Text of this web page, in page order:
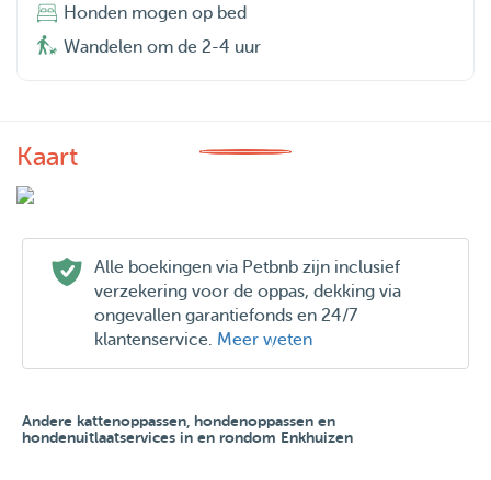
Honden mogen op bed
Wandelen om de 2-4 uur
Kaart
Alle boekingen via Petbnb zijn inclusief
verzekering voor de oppas, dekking via
ongevallen garantiefonds en 24/7
klantenservice. Meer weten
Andere kattenoppassen, hondenoppassen en
hondenuitlaatservices in en rondom Enkhuizen